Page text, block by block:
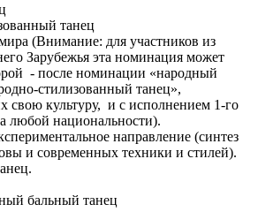
танец
(Внимание: для участников из
Зарубежья эта номинация может
- после номинации «народный
стилизованный танец»,
свою культуру, и с исполнением 1-го
любой национальности).
направление (синтез
и современных техники и стилей).
бальный танец